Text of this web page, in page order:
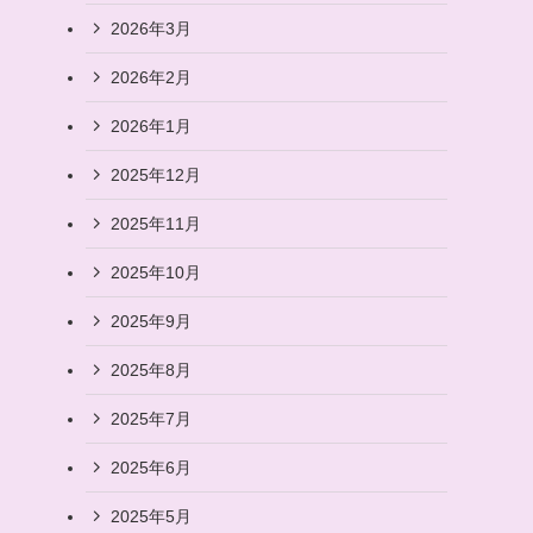
2026年3月
2026年2月
2026年1月
2025年12月
2025年11月
2025年10月
2025年9月
2025年8月
2025年7月
2025年6月
2025年5月